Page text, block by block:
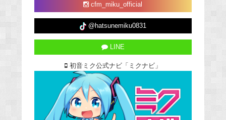
cfm_miku_official
@hatsunemiku0831
LINE
初音ミク公式ナビ「ミクナビ」